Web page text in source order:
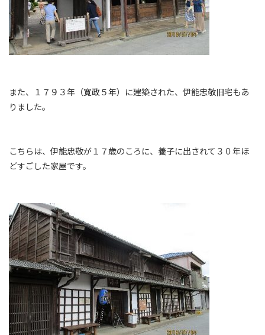
また、１７９３年（寛政５年）に建築された、伊能忠敬旧宅もあ
りました。
こちらは、伊能忠敬が１７歳のころに、養子に出されて３０年ほ
どすごした家屋です。